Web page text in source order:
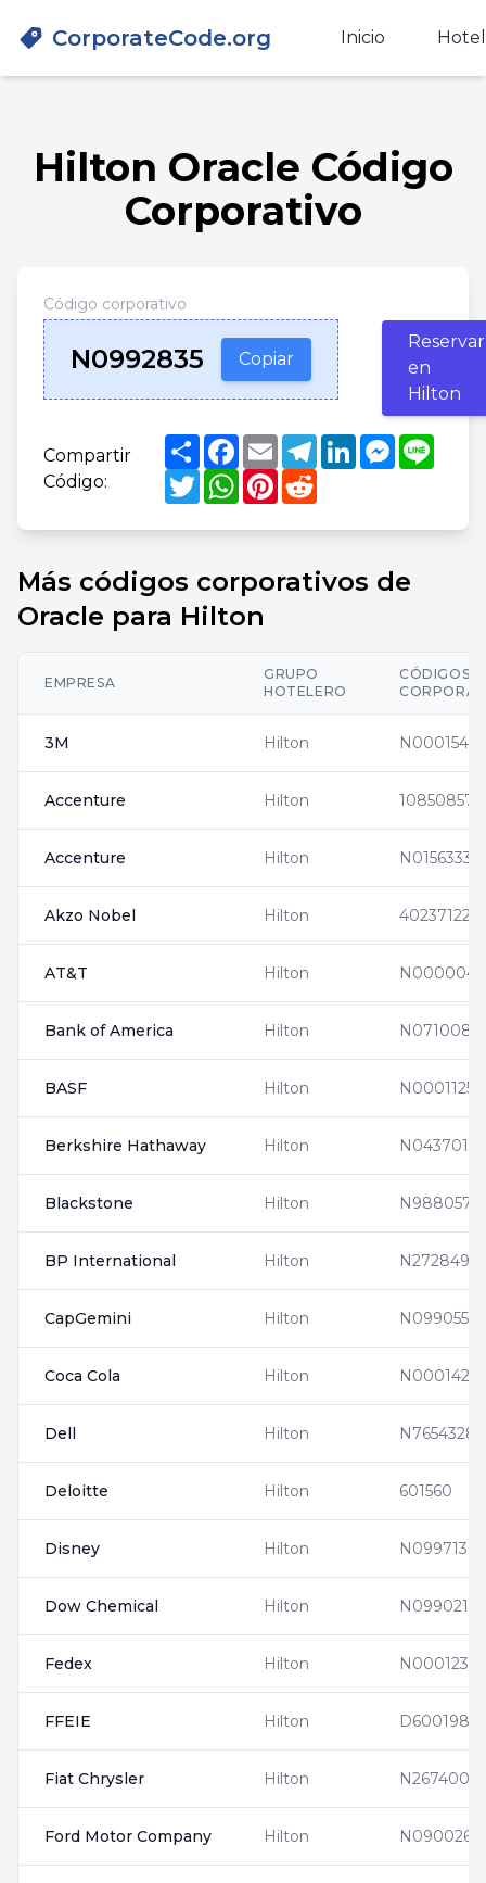
CorporateCode.org Inicio
Hilton Oracle Código
Corporativo
Código corporativo
N0992835 Copiar
Reservar
en
Hilton
Compartir
Código:
ShareFacebook
EmailTelegram
LinkedInLine
TwitterWhatsApp
Pinterest
Reddit
Más códigos corporativos de
Oracle para Hilton
EMPRESA
GRUPO
HOTELERO
CÓDIGOS
3M Hilton N0001542
Accenture Hilton 10850857
Accenture Hilton N0156333
Akzo Nobel Hilton 402371223
AT&T Hilton N0000046
Bank of America Hilton N0710081
BASF Hilton N0001125
Berkshire Hathaway Hilton N0437015
Blackstone Hilton N9880578
BP International Hilton N2728493
CapGemini Hilton N0990552
Coca Cola Hilton N0001420
Dell Hilton N7654328
Deloitte Hilton 601560
Disney Hilton N0997136
Dow Chemical Hilton N0990214
Fedex Hilton N0001231
FFEIE Hilton
Fiat Chrysler Hilton N2674000
Ford Motor Company Hilton N0900266